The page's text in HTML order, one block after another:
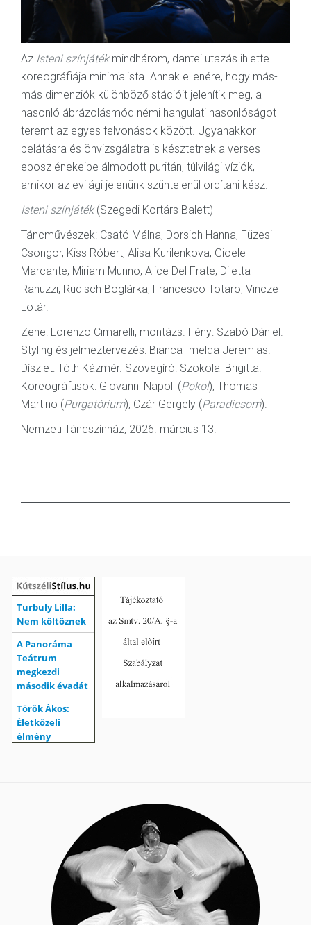
Az Isteni színjátékmindhárom, dantei utazás ihlette
koreográfiája minimalista. Annak ellenére, hogy más-
más dimenziók különböző stációit jelenítik meg, a
hasonló ábrázolásmód némi hangulati hasonlóságot
teremt az egyes felvonások között. Ugyanakkor
belátásra és önvizsgálatra is késztetnek a verses
eposz énekeibe álmodott puritán, túlvilági víziók,
amikor az evilági jelenünk szüntelenül ordítani kész.
Isteni színjáték(Szegedi Kortárs Balett)
Táncművészek: Csató Málna, Dorsich Hanna, Füzesi
Csongor, Kiss Róbert, Alisa Kurilenkova, Gioele
Marcante, Miriam Munno, Alice Del Frate, Diletta
Ranuzzi, Rudisch Boglárka, Francesco Totaro, Vincze
Lotár.
Zene: Lorenzo Cimarelli, montázs. Fény: Szabó Dániel.
Styling és jelmeztervezés: Bianca Imelda Jeremias.
Díszlet: Tóth Kázmér. Szövegíró: Szokolai Brigitta.
Koreográfusok: Giovanni Napoli (Pokol), Thomas
Martino (Purgatórium), Czár Gergely (Paradicsom).
Nemzeti Táncszínház, 2026. március 13.